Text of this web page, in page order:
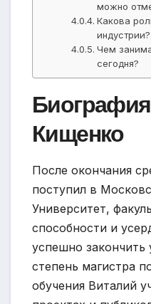
можно
Какова
индустрии?
Чем
сегодня?
Кищенко
После окончания
поступил в
Университет,
способности и
успешно закончить
степень магистра
обучения Виталий